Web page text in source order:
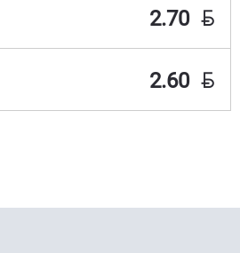
2.70 BYN
2.60 BYN